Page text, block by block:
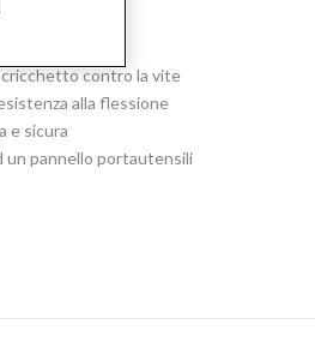
unico
cricchetto contro la vite
alla flessione
e sicura
un pannello portautensili